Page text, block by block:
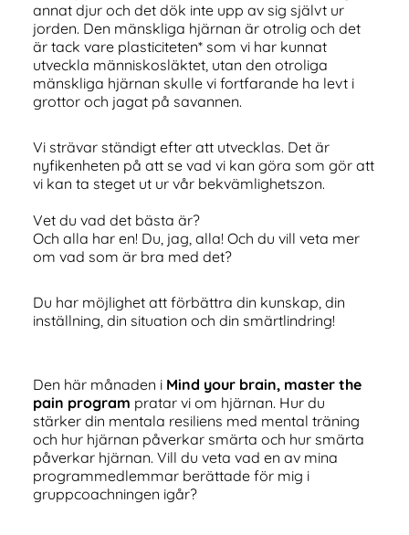
annat djur och det dök inte upp av sig självt ur
jorden. Den mänskliga hjärnan är otrolig och det
är tack vare plasticiteten* som vi har kunnat
utveckla människosläktet, utan den otroliga
mänskliga hjärnan skulle vi fortfarande ha levt i
grottor och jagat på savannen.
Vi strävar ständigt efter att utvecklas. Det är
nyfikenheten på att se vad vi kan göra som gör att
vi kan ta steget ut ur vår bekvämlighetszon.
Vet du vad det bästa är?
Och alla har en! Du, jag, alla! Och du vill veta mer
om vad som är bra med det?
Du har möjlighet att förbättra din kunskap, din
inställning, din situation och din smärtlindring!
Den här månaden i Mind your brain, master the
pain program pratar vi om hjärnan. Hur du
stärker din mentala resiliens med mental träning
och hur hjärnan påverkar smärta och hur smärta
påverkar hjärnan. Vill du veta vad en av mina
programmedlemmar berättade för mig i
gruppcoachningen igår?